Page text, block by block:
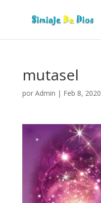
mutasel
por Admin | Feb 8, 2020